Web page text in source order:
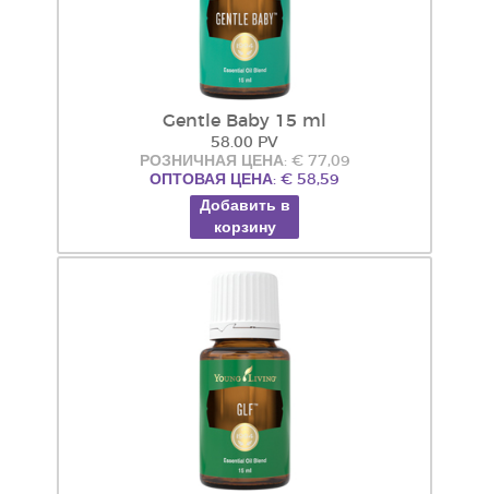
Gentle Baby 15 ml
58.00 PV
РОЗНИЧНАЯ ЦЕНА: € 77,09
ОПТОВАЯ ЦЕНА: € 58,59
Добавить в
корзину